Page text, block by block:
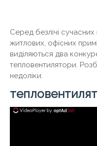
Серед безлічі сучасних
житлових, офісних
виділяються два
тепловентилятори.
недоліки.